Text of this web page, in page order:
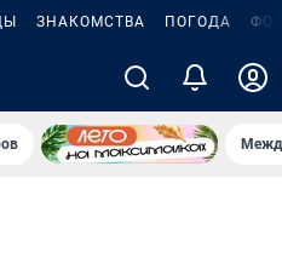
ЗНАКОМСТВА ПОГОДА